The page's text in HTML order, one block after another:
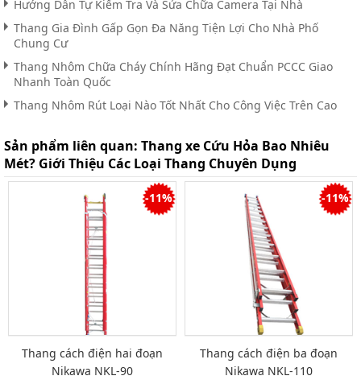
Hướng Dẫn Tự Kiểm Tra Và Sửa Chữa Camera Tại Nhà
Thang Gia Đình Gấp Gọn Đa Năng Tiện Lợi Cho Nhà Phố
Chung Cư
Thang Nhôm Chữa Cháy Chính Hãng Đạt Chuẩn PCCC Giao
Nhanh Toàn Quốc
Thang Nhôm Rút Loại Nào Tốt Nhất Cho Công Việc Trên Cao
Sản phẩm liên quan: Thang xe Cứu Hỏa Bao Nhiêu
Mét? Giới Thiệu Các Loại Thang Chuyên Dụng
-11%
Thang cách điện hai đoạn
Nikawa NKL-90
-11%
Thang cách điện ba đoạn
Nikawa NKL-110